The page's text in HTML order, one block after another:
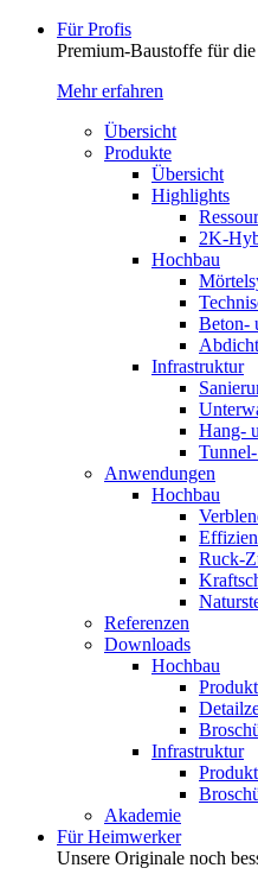
Für Profis
Premium-Baustoffe für
Mehr erfahren
Übersicht
Produkte
Übersicht
Highlights
2K-
Hochbau
Beton-
Infrastruktur
Hang-
Anwendungen
Hochbau
Ruck-
Referenzen
Downloads
Hochbau
Infrastruktur
Akademie
Für Heimwerker
Unsere Originale noch